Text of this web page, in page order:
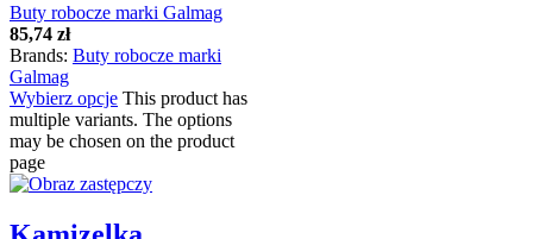
Buty robocze marki Galmag
85,74 zł
Brands: Buty robocze marki
Galmag
Wybierz opcje This product has
multiple variants. The options
may be chosen on the product
page